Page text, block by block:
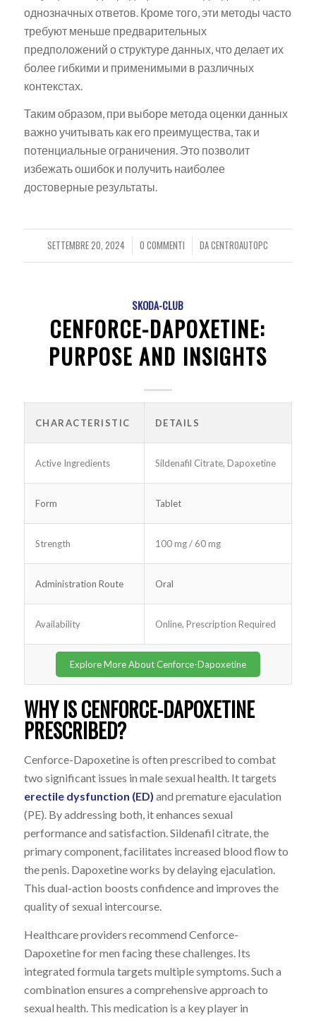
однозначных ответов. Кроме того, эти методы часто
требуют меньше предварительных
предположений о структуре данных, что делает их
более гибкими и применимыми в различных
контекстах.
Таким образом, при выборе метода оценки данных
важно учитывать как его преимущества, так и
потенциальные ограничения. Это позволит
избежать ошибок и получить наиболее
достоверные результаты.
SETTEMBRE 20, 2024
/ 0 COMMENTI
/ DACENTROAUTOPC
SKODA-CLUB
CENFORCE-DAPOXETINE:
PURPOSE AND INSIGHTS
CHARACTERISTIC DETAILS
Active Ingredients Sildenafil Citrate, Dapoxetine
Form Tablet
Strength 100 mg / 60 mg
Administration Route Oral
Availability Online, Prescription Required
Explore More About Cenforce-Dapoxetine
WHY IS CENFORCE-DAPOXETINE
PRESCRIBED?
Cenforce-Dapoxetine is often prescribed to combat
two significant issues in male sexual health. It targets
erectile dysfunction (ED) and premature ejaculation
(PE). By addressing both, it enhances sexual
performance and satisfaction. Sildenafil citrate, the
primary component, facilitates increased blood flow to
the penis. Dapoxetine works by delaying ejaculation.
This dual-action boosts confidence and improves the
quality of sexual intercourse.
Healthcare providers recommend Cenforce-
Dapoxetine for men facing these challenges. Its
integrated formula targets multiple symptoms. Such a
combination ensures a comprehensive approach to
sexual health. This medication is a key player in